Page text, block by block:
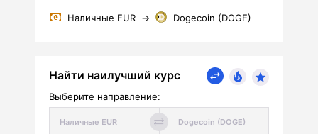
Наличные EUR → Dogecoin (DOGE)
Найти наилучший курс
Выберите направление: